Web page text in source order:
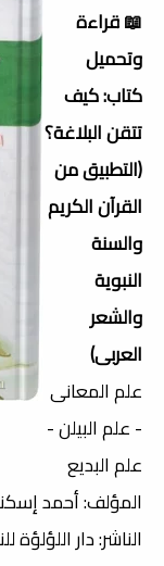
📖 قراءة
وتحميل
كتاب: كيف
تتقن البلاغة؟
(التطبيق من
القرآن الكريم
والسنة
النبوية
والشعر
العربى)
علم المعانى
- علم البيلن -
علم البديع
المؤلف: أحمد
الناشر: دار اللؤلؤة